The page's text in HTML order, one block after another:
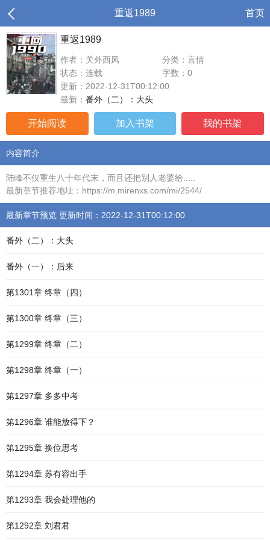
重返1989 首页
重返1989
作者：关外西风
分类：言情
状态：连载
字数：0
更新：2022-12-31T00:12:00
最新： 番外（二）：大头
开始阅读 加入书架 我的书架
内容简介
陆峰不仅重生八十年代末，而且还把别人老婆给.....
最新章节推荐地址：https://m.mirenxs.com/mi/2544/
最新章节预览 更新时间：2022-12-31T00:12:00
番外（二）：大头
番外（一）：后来
第1301章 终章（四）
第1300章 终章（三）
第1299章 终章（二）
第1298章 终章（一）
第1297章 多多中考
第1296章 谁能放得下？
第1295章 换位思考
第1294章 苏有容出手
第1293章 我会处理他的
第1292章 刘君君